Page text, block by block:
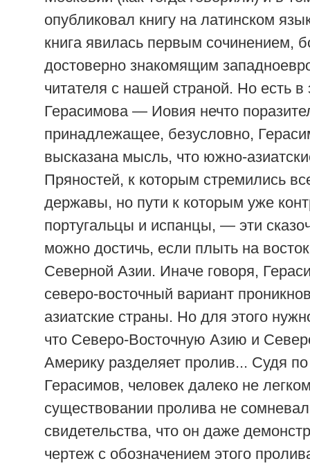
опубликовал книгу на латинском
книга явилась первым сочинением,
достоверно знакомящим
читателя с нашей страной. Но есть в
Герасимова — Иовия нечто
принадлежащее, безусловно,
высказана мысль, что южно-
Пряностей, к которым стремились
державы, но пути к которым уже
португальцы и испанцы, — эти
можно достичь, если плыть на
Северной Азии. Иначе говоря,
северо-восточный вариант
азиатские страны. Но для этого
что Северо-Восточную Азию и
Америку разделяет пролив... Судя
Герасимов, человек далеко не
существовании пролива не
свидетельства, что он даже
чертеж с обозначением этого